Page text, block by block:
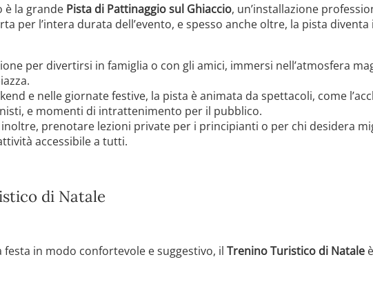
è la grande Pista di Pattinaggio sul Ghiaccio, un’installazione
per l’intera durata dell’evento, e spesso anche oltre, la pista
per divertirsi in famiglia o con gli amici, immersi nell’atmosfera
e nelle giornate festive, la pista è animata da spettacoli, come
e momenti di intrattenimento per il pubblico.
inoltre, prenotare lezioni private per i principianti o per chi desidera
accessibile a tutti.
di Natale
in modo confortevole e suggestivo, il Trenino Turistico di Natale